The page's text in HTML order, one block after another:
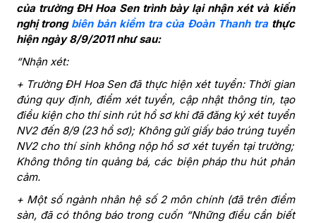
của trường ĐH Hoa Sen trình bày lại nhận xét và kiến
nghị trong biên bản kiểm tra của Đoàn Thanh trathực
hiện ngày 8/9/2011 như sau:
“Nhận xét:
+ Trường ĐH Hoa Sen đã thực hiện xét tuyển: Thời gian
đúng quy định, điểm xét tuyển, cập nhật thông tin, tạo
điều kiện cho thí sinh rút hồ sơ khi đã đăng ký xét tuyển
NV2 đến 8/9 (23 hồ sơ); Không gửi giấy báo trúng tuyển
NV2 cho thí sinh không nộp hồ sơ xét tuyển tại trường;
Không thông tin quảng bá, các biện pháp thu hút phản
cảm.
+ Một số ngành nhân hệ số 2 môn chính (đã trên điểm
sàn, đã có thông báo trong cuốn “Những điều cần biết